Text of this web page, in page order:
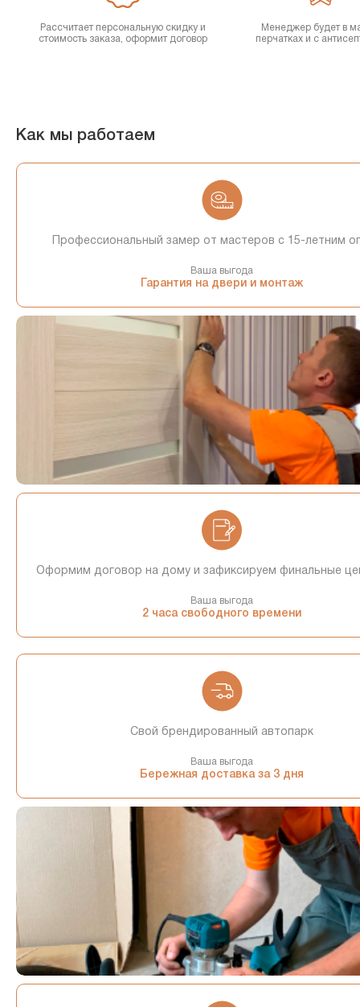
Рассчитает персональную скидку и
стоимость заказа, оформит договор
Менеджер будет в
перчатках и с
Как мы работаем
Профессиональный замер от мастеров с 15-летним
Ваша выгода
Гарантия на двери и монтаж
Оформим договор на дому и зафиксируем финальные
Ваша выгода
2 часа свободного времени
Свой брендированный автопарк
Ваша выгода
Бережная доставка за 3 дня